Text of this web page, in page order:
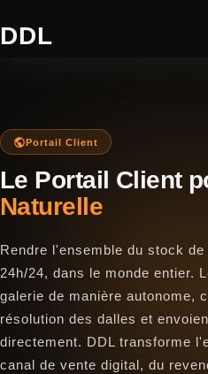
DDL
Portail Client
Le Portail Client
Naturelle
Rendre l'ensemble du stock
24h/24, dans le monde entier.
galerie de manière autonome,
résolution des dalles et
directement. DDL transforme
canal de vente digital, du